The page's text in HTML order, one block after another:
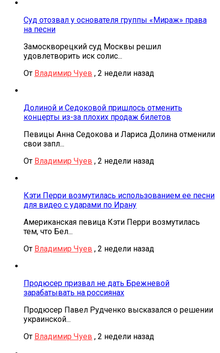
Суд отозвал у основателя группы «Мираж» права
на песни
Замоскворецкий суд Москвы решил
удовлетворить иск солис...
От Владимир Чуев , 2 недели назад
Долиной и Седоковой пришлось отменить
концерты из-за плохих продаж билетов
Певицы Анна Седокова и Лариса Долина отменили
свои запл...
От Владимир Чуев , 2 недели назад
Кэти Перри возмутилась использованием ее песни
для видео с ударами по Ирану
Американская певица Кэти Перри возмутилась
тем, что Бел...
От Владимир Чуев , 2 недели назад
Продюсер призвал не дать Брежневой
зарабатывать на россиянах
Продюсер Павел Рудченко высказался о решении
украинской...
От Владимир Чуев , 2 недели назад